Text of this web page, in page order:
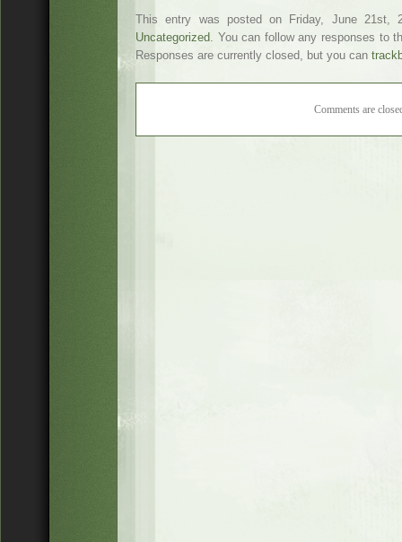
This entry was posted on Friday, June 21st,
Uncategorized. You can follow any responses to
Responses are currently closed, but you can
Comments are